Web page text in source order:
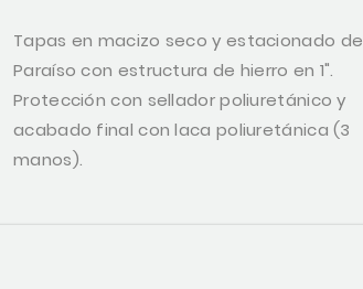
Tapas en macizo seco y estacionado de
Paraíso con estructura de hierro en 1".
Protección con sellador poliuretánico y
acabado final con laca poliuretánica (3
manos).